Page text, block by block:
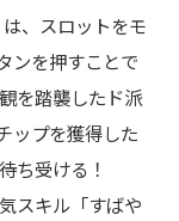
、スロットをモ
ンを押すことで
を踏襲したド派
ップを獲得した
ち受ける！
スキル「すばや